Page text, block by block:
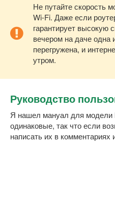
Не путайте скорость
Wi-Fi. Даже если
гарантирует высокую
вечером на даче
перегружена, и
утром.
Руководство
Я нашел мануал для модели
одинаковые, так что если
написать их в комментариях